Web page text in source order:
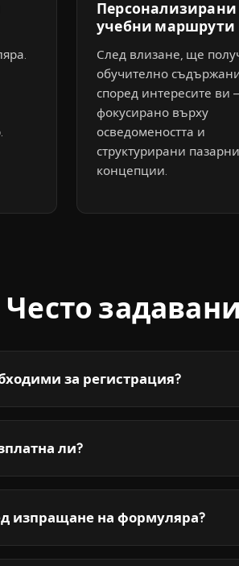
Персонализирани
учебни маршрути
След влизане, ще
обучително
според интересите ви
фокусирано върху
осведомеността и
структурирани пазарни
концепции.
Често
за регистрация?
ли?
изпращане на формуляра?